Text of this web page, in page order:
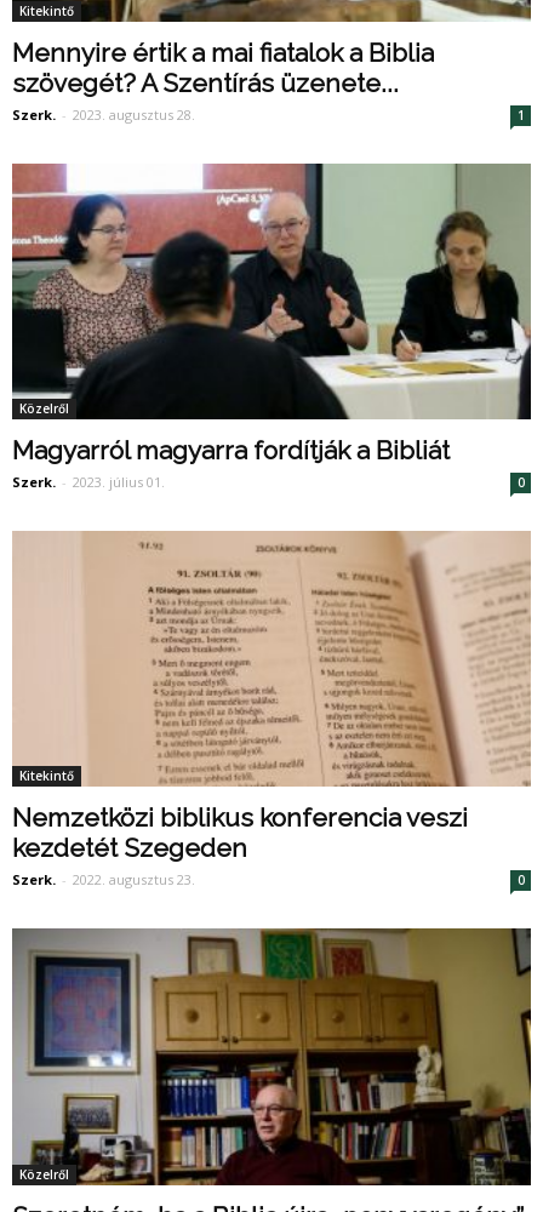
Kitekintő
Mennyire értik a mai fiatalok a Biblia
szövegét? A Szentírás üzenete...
Szerk. - 2023. augusztus 28. 1
Közelről
Magyarról magyarra fordítják a Bibliát
Szerk. - 2023. július 01. 0
Kitekintő
Nemzetközi biblikus konferencia veszi
kezdetét Szegeden
Szerk. - 2022. augusztus 23. 0
Közelről